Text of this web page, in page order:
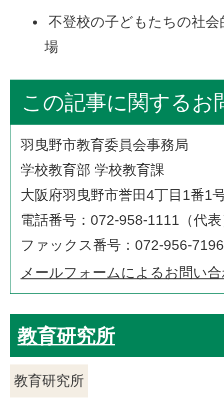
不登校の子どもたちの社
場
この記事に関するお
羽曳野市教育委員会事務局
学校教育部 学校教育課
大阪府羽曳野市誉田4丁目1番1
電話番号：072-958-1111（代
ファックス番号：072-956-7196
メールフォームによるお問い
教育研究所
教育研究所